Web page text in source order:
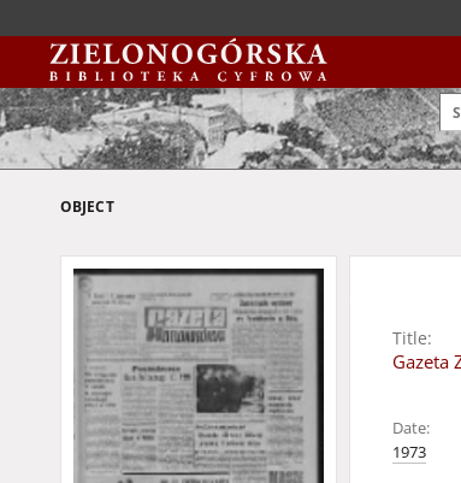
OBJECT
Title:
Gazeta
Date:
1973